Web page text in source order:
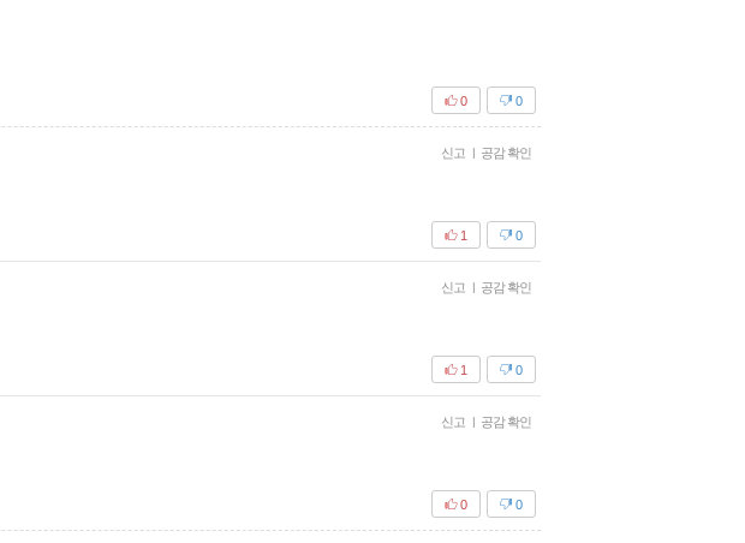
0
0
신고 | 공감 확인
0
1
신고 | 공감 확인
0
1
신고 | 공감 확인
0
0